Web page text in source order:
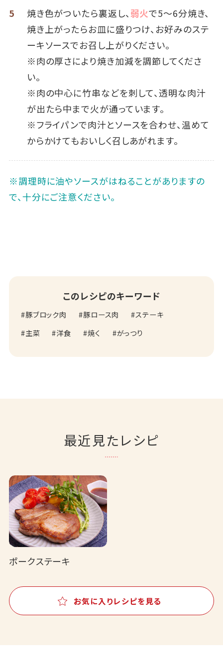
5 焼き色がついたら裏返し、弱火で5～6分焼き、
焼き上がったらお皿に盛りつけ、お好みのステ
ーキソースでお召し上がりください。
※肉の厚さにより焼き加減を調節してくださ
い。
※肉の中心に竹串などを刺して、透明な肉汁
が出たら中まで火が通っています。
※フライパンで肉汁とソースを合わせ、温めて
からかけてもおいしく召しあがれます。
※調理時に油やソースがはねることがありますの
で、十分にご注意ください。
このレシピのキーワード
豚ブロック肉 豚ロース肉
ステーキ
主菜
洋食 焼く がっつり
最近見たレシピ
ポークステーキ
お気に入りレシピを見る